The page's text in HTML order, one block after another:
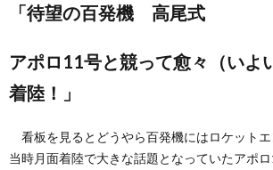
「待望の百発機 高尾式
アポロ11号と競って愈々（いよ
着陸！」
看板を見るとどうやら百発機にはロケットエ
当時月面着陸で大きな話題となっていたアポ